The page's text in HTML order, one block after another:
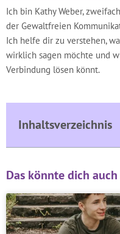
Ich bin Kathy Weber,
der Gewaltfreien
Ich helfe dir zu verstehen,
wirklich sagen möchte und
Verbindung lösen könnt.
Inhaltsverzeichnis
Das könnte dich